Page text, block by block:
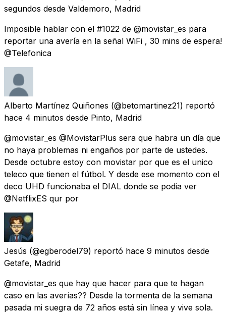
segundos desde Valdemoro, Madrid
Imposible hablar con el #1022 de @movistar_es para
reportar una avería en la señal WiFi , 30 mins de espera!
@Telefonica
Alberto Martínez Quiñones (@betomartinez21) reportó
hace 4 minutos desde Pinto, Madrid
@movistar_es @MovistarPlus sera que habra un día que
no haya problemas ni engaños por parte de ustedes.
Desde octubre estoy con movistar por que es el unico
teleco que tienen el fútbol. Y desde ese momento con el
deco UHD funcionaba el DIAL donde se podia ver
@NetflixES qur por
Jesús (@egberodel79) reportó hace 9 minutos desde
Getafe, Madrid
@movistar_es que hay que hacer para que te hagan
caso en las averías?? Desde la tormenta de la semana
pasada mi suegra de 72 años está sin línea y vive sola.